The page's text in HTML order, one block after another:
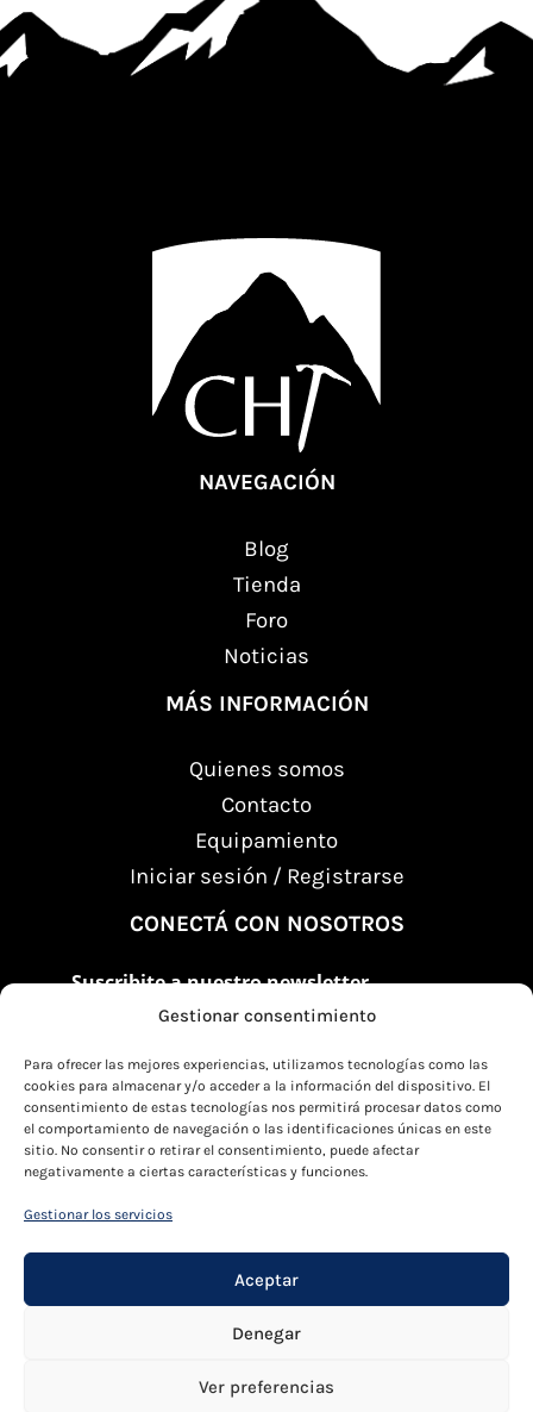
Gestionar consentimiento
Para ofrecer las mejores experiencias, utilizamos tecnologías como las
cookies para almacenar y/o acceder a la información del dispositivo. El
consentimiento de estas tecnologías nos permitirá procesar datos como
el comportamiento de navegación o las identificaciones únicas en este
sitio. No consentir o retirar el consentimiento, puede afectar
negativamente a ciertas características y funciones.
Gestionar los servicios
Aceptar
Denegar
Ver preferencias
NAVEGACIÓN
Blog
Tienda
Foro
Noticias
MÁS INFORMACIÓN
Quienes somos
Contacto
Equipamiento
Iniciar sesión / Registrarse
CONECTÁ CON NOSOTROS
Suscribite a nuestro newsletter
email
derechos reservados.
Política de cookies
Descargo de responsabilidad